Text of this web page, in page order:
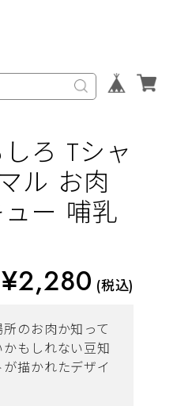
ろ Tシャ
ル お肉
ー 哺乳
¥2,280 (税込)
のお肉か知って
もしれない豆知
描かれたデザイ